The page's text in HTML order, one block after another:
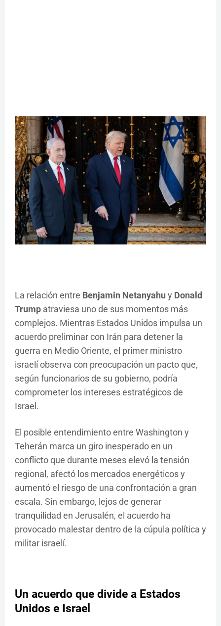
La relación entre Benjamin Netanyahu y Donald
Trump atraviesa uno de sus momentos más
complejos. Mientras Estados Unidos impulsa un
acuerdo preliminar con Irán para detener la
guerra en Medio Oriente, el primer ministro
israelí observa con preocupación un pacto que,
según funcionarios de su gobierno, podría
comprometer los intereses estratégicos de
Israel.
El posible entendimiento entre Washington y
Teherán marca un giro inesperado en un
conflicto que durante meses elevó la tensión
regional, afectó los mercados energéticos y
aumentó el riesgo de una confrontación a gran
escala. Sin embargo, lejos de generar
tranquilidad en Jerusalén, el acuerdo ha
provocado malestar dentro de la cúpula política y
militar israelí.
Un acuerdo que divide a Estados
Unidos e Israel